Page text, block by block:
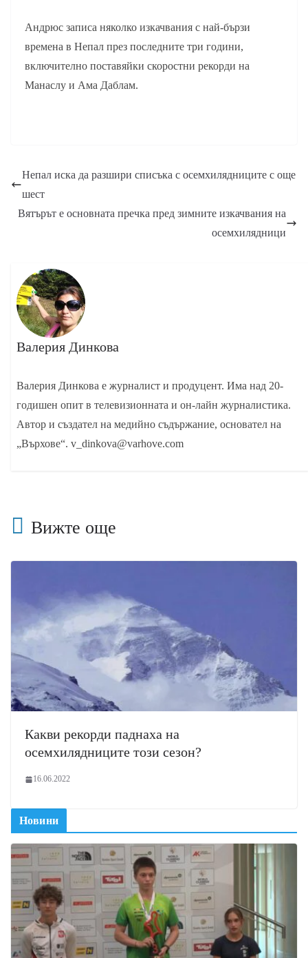
Андрюс записа няколко изкачвания с най-бързи
времена в Непал през последните три години,
включително поставяйки скоростни рекорди на
Манаслу и Ама Даблам.
Непал иска да разшири списъка с осемхилядниците с още
шест
Вятърът е основната пречка пред зимните изкачвания на
осемхилядници
Валерия Динкова
Валерия Динкова е журналист и продуцент. Има над 20-
годишен опит в телевизионната и он-лайн журналистика.
Автор и създател на медийно съдържание, основател на
„Върхове“. v_dinkova@varhove.com
Вижте още
Какви рекорди паднаха на
осемхилядниците този сезон?
16.06.2022
Новини